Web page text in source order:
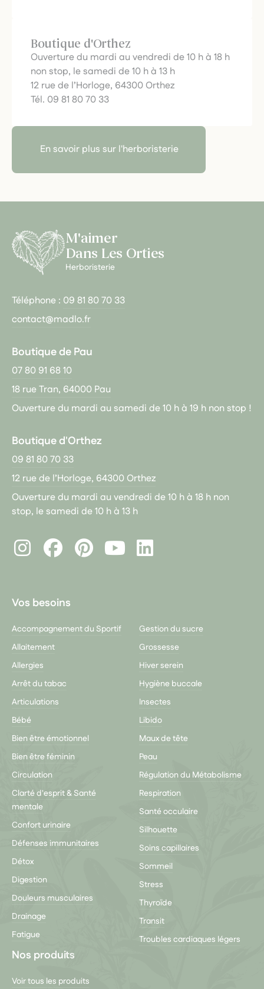
Boutique d'Orthez
Ouverture du mardi au vendredi de 10 h à 18 h
non stop, le samedi de 10 h à 13 h
12 rue de l’Horloge, 64300 Orthez
Tél. 09 81 80 70 33
En savoir plus sur l'herboristerie
M'aimer
Dans Les Orties
Herboristerie
Téléphone : 09 81 80 70 33
contact@madlo.fr
Boutique de Pau
07 80 91 68 10
18 rue Tran, 64000 Pau
Ouverture du mardi au samedi de 10 h à 19 h non stop !
Boutique d'Orthez
09 81 80 70 33
12 rue de l’Horloge, 64300 Orthez
Ouverture du mardi au vendredi de 10 h à 18 h non
stop, le samedi de 10 h à 13 h
InstagramFacebookPinterest
LinkedIn
Vos besoins
Accompagnement du Sportif
Allaitement
Allergies
Arrêt du tabac
Articulations
Bébé
Bien être émotionnel
Bien être féminin
Circulation
Clarté d'esprit & Santé
mentale
Confort urinaire
Défenses immunitaires
Détox
Digestion
Douleurs musculaires
Drainage
Fatigue
Gestion du sucre
Grossesse
Hiver serein
Hygiène buccale
Insectes
Libido
Maux de tête
Peau
Régulation du Métabolisme
Respiration
Santé occulaire
Silhouette
Soins capillaires
Sommeil
Stress
Thyroïde
Transit
Troubles cardiaques légers
Nos produits
Voir tous les produits